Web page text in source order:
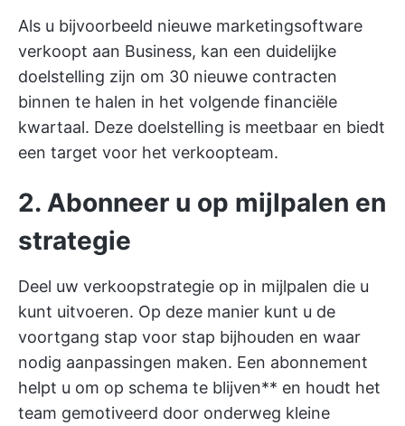
Als u bijvoorbeeld nieuwe marketingsoftware
verkoopt aan Business, kan een duidelijke
doelstelling zijn om 30 nieuwe contracten
binnen te halen in het volgende financiële
kwartaal. Deze doelstelling is meetbaar en biedt
een target voor het verkoopteam.
2. Abonneer u op mijlpalen en
strategie
Deel uw verkoopstrategie op in mijlpalen die u
kunt uitvoeren. Op deze manier kunt u de
voortgang stap voor stap bijhouden en waar
nodig aanpassingen maken. Een abonnement
helpt u om op schema te blijven** en houdt het
team gemotiveerd door onderweg kleine